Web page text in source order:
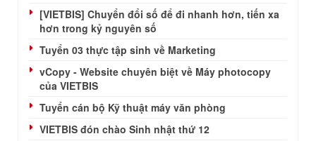
[VIETBIS] Chuyển đổi số để đi nhanh hơn, tiến xa
hơn trong kỷ nguyên số
Tuyển 03 thực tập sinh về Marketing
vCopy - Website chuyên biệt về Máy photocopy
của VIETBIS
Tuyển cán bộ Kỹ thuật máy văn phòng
VIETBIS đón chào Sinh nhật thứ 12